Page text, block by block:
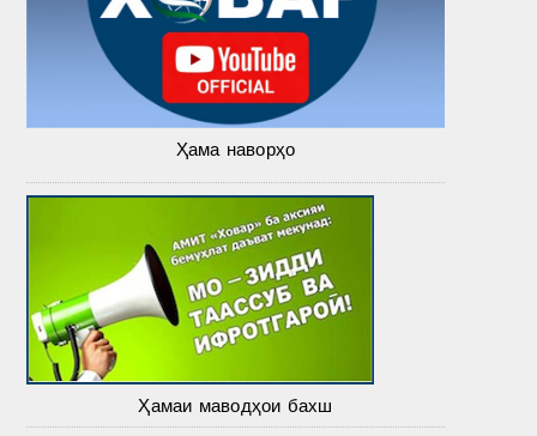
Ҳама наворҳо
Ҳамаи маводҳои бахш